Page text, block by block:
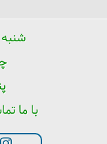
شنبه تا
با ما